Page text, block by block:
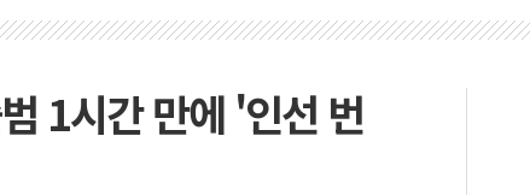
해시, 11~14일 '별똥별 멍' 운영…페르세우스 유성우 관측
양 밭에서 일하던 90대 숨져…온열질환 여부 조사
염에 車 운전면허 기능시험 오전 집중 편성…체감온도 38도 넘으면 중단
1시간 만에 '인선 번